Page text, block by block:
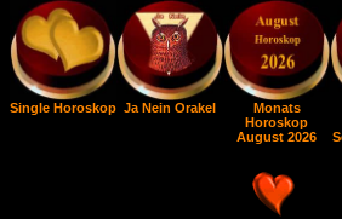
Single Horoskop Ja Nein Orakel
Monats
Horoskop
August 2026